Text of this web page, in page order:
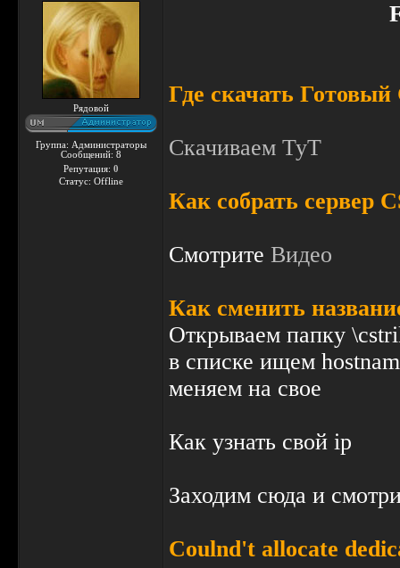
Рядовой
Группа: Администраторы
Сообщений: 8
Репутация: 0
Статус: Offline
Где скачать Готовый
Скачиваем ТуТ
Как собрать сервер
Смотрите Видео
Как сменить
Открываем папку
в списке ищем
меняем на свое
Как узнать свой ip
Заходим сюда и
Coulnd't allocate